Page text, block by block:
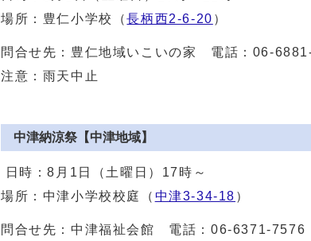
場所：豊仁小学校（長柄西2-6-20 ）
問合せ先：豊仁地域いこいの家 電話： 06-
注意：雨天中止
中津納涼祭【中津地域】
日時：8月1日（土曜日）17時～
場所：中津小学校校庭（ 中津3-34-18 ）
問合せ先：中津福祉会館 電話： 06-6371-7576